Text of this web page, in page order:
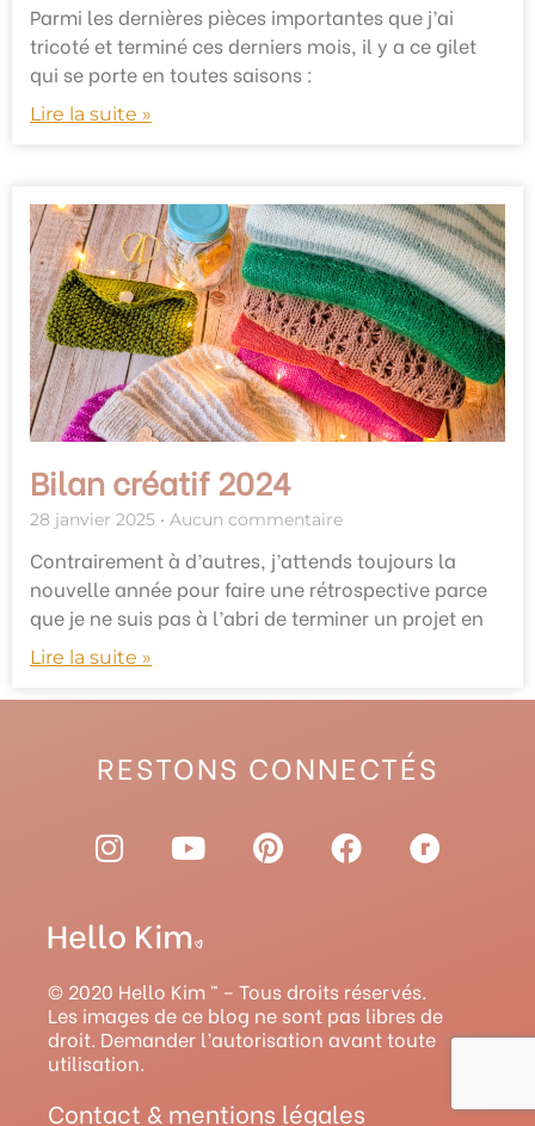
Parmi les dernières pièces importantes que j’ai
tricoté et terminé ces derniers mois, il y a ce gilet
qui se porte en toutes saisons :
Lire la suite »
Bilan créatif 2024
28 janvier 2025 Aucun commentaire
Contrairement à d’autres, j’attends toujours la
nouvelle année pour faire une rétrospective parce
que je ne suis pas à l’abri de terminer un projet en
Lire la suite »
RESTONS CONNECTÉS
I
n
t
a
g
r
a
m
Y
o
t
u
b
e
P
i
r
e
s
F
a
o
o
k
R
a
y
© 2020 Hello Kim ™ – Tous droits réservés.
Les images de ce blog ne sont pas libres de
droit. Demander l’autorisation avant toute
utilisation.
Contact & mentions légales